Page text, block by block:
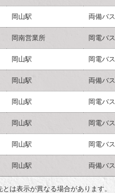
岡山駅 両備バス
岡南営業所 岡電バス
岡山駅 岡電バス
岡山駅 両備バス
岡山駅 岡電バス
岡山駅 岡電バス
岡山駅 岡電バス
岡山駅 両備バス
は表示が異なる場合があります。